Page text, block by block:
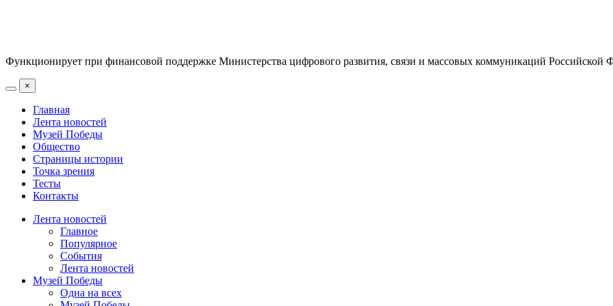
Функционирует при финансовой поддержке Министерства цифрового развития, связи и массовых коммуникаций Российской
×
Главная
Лента новостей
Музей Победы
Общество
Страницы истории
Точка зрения
Тесты
Контакты
Лента новостей
Главное
Популярное
События
Лента новостей
Музей Победы
Одна на всех